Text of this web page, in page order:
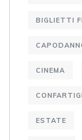
BIGLIETTI
CINEMA
ESTATE